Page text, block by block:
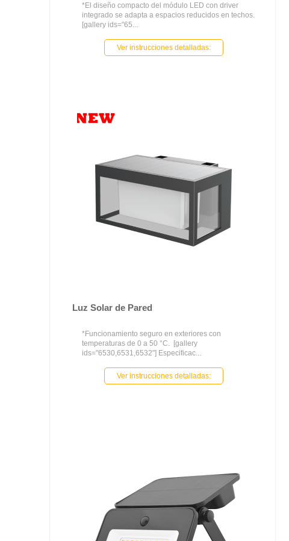
*El diseño compacto del módulo LED con driver
integrado se adapta a espacios reducidos en techos.
[gallery ids="65...
Ver instrucciones detalladas:
Luz Solar de Pared
*Funcionamiento seguro en exteriores con
temperaturas de 0 a 50 °C. [gallery
ids="6530,6531,6532"] Especificac...
Ver instrucciones detalladas: